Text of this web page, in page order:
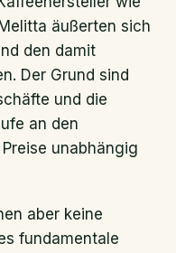
äußerten sich
den damit
Der Grund sind
und die
an den
unabhängig
aber keine
fundamentale